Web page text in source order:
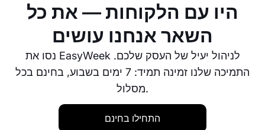
היו עם הלקוחות — את כל
השאר אנחנו עושים
נסו את EasyWeek לניהול יעיל של העסק שלכם.
התמיכה שלנו זמינה תמיד: 7 ימים בשבוע, בחינם בכל
מסלול.
התחילו בחינם